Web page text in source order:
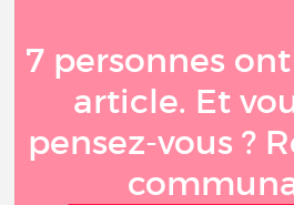
7 personnes
article. Et
pensez-vous ?